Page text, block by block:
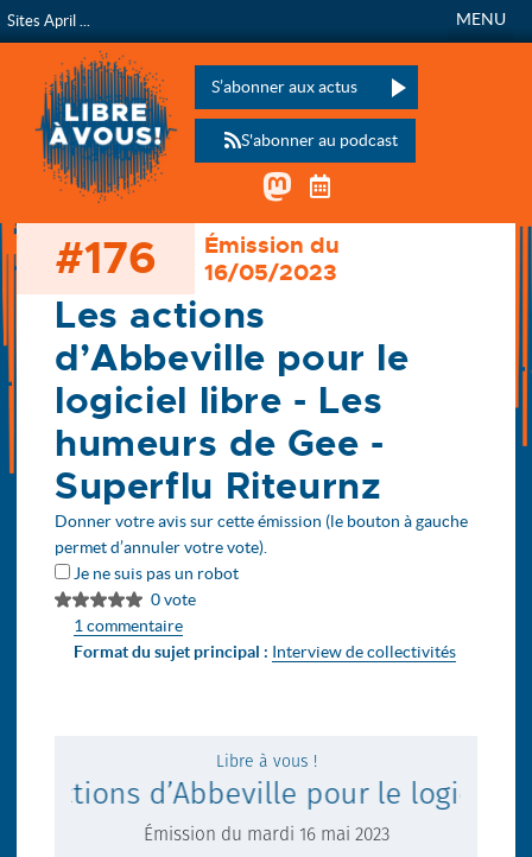
Libre à vous !
L’émission de radio
MENU
S’abonner aux actus
Veuillez laisser ce champ vide :
Mastodon
S'abonner au podcast
Accueil
Les émissions
#176
Émission du
16/05/2023
Les actions
d’Abbeville pour le
logiciel libre - Les
humeurs de Gee -
Superflu Riteurnz
Donner votre avis sur cette émission (le bouton à gauche
permet d’annuler votre vote).
Je ne suis pas un robot
0 vote
1 commentaire
Format du sujet principal : Interview de collectivités
Sites April ...